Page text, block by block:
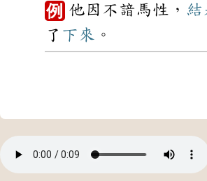
例 他因不諳馬性， 結
了 下來 。